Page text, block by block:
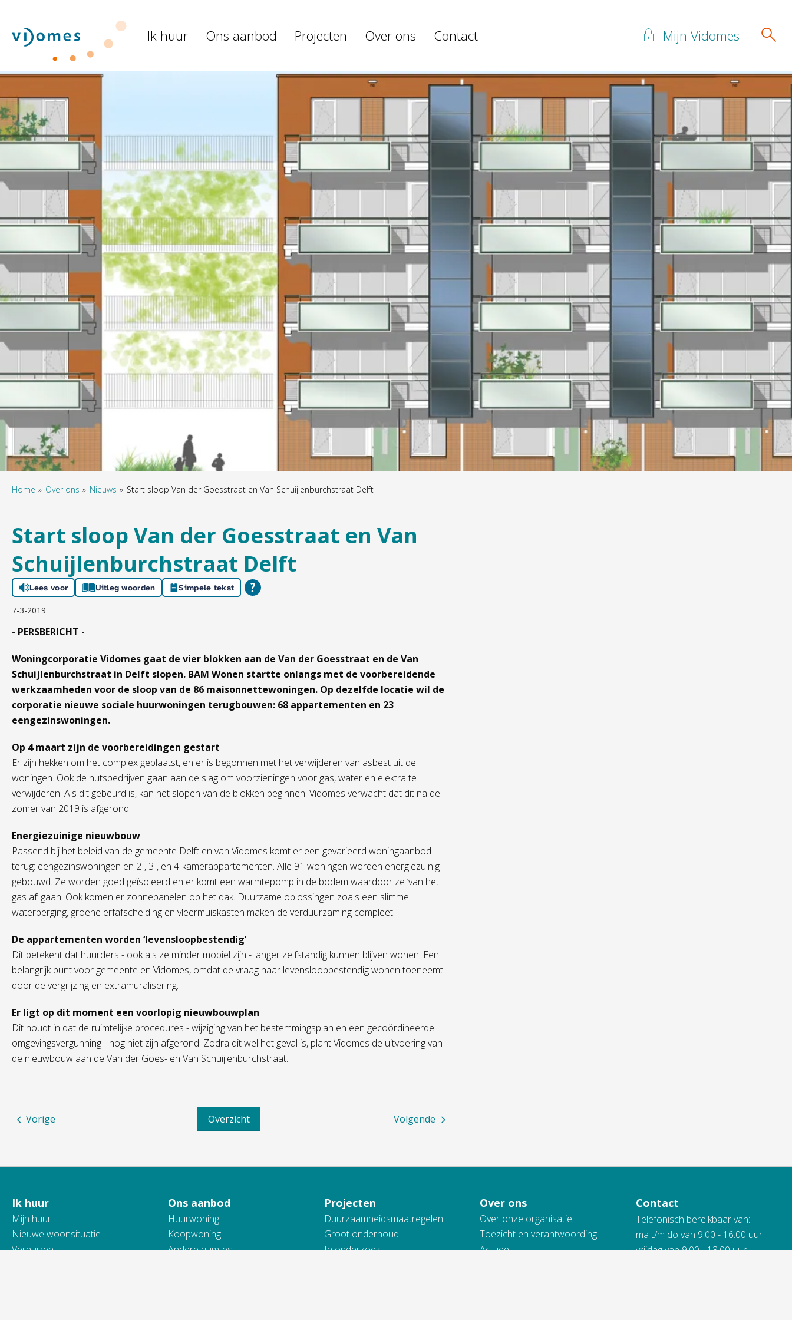
Naar de homepage Ik huur Ons aanbod Projecten Over ons Contact Mijn Vidomes
Home Over ons Nieuws Start sloop Van der Goesstraat en Van Schuijlenburchstraat Delft
Start sloop Van der Goesstraat en Van
Schuijlenburchstraat Delft
Lees voor Uitleg woorden Simpele tekst
7-3-2019
- PERSBERICHT -
Woningcorporatie Vidomes gaat de vier blokken aan de Van der Goesstraat en de Van
Schuijlenburchstraat in Delft slopen. BAM Wonen startte onlangs met de voorbereidende
werkzaamheden voor de sloop van de 86 maisonnettewoningen. Op dezelfde locatie wil de
corporatie nieuwe sociale huurwoningen terugbouwen: 68 appartementen en 23
eengezinswoningen.
Op 4 maart zijn de voorbereidingen gestart
Er zijn hekken om het complex geplaatst, en er is begonnen met het verwijderen van asbest uit de
woningen. Ook de nutsbedrijven gaan aan de slag om voorzieningen voor gas, water en elektra te
verwijderen. Als dit gebeurd is, kan het slopen van de blokken beginnen. Vidomes verwacht dat dit na de
zomer van 2019 is afgerond.
Energiezuinige nieuwbouw
Passend bij het beleid van de gemeente Delft en van Vidomes komt er een gevarieerd woningaanbod
terug: eengezinswoningen en 2-, 3-, en 4-kamerappartementen. Alle 91 woningen worden energiezuinig
gebouwd. Ze worden goed geïsoleerd en er komt een warmtepomp in de bodem waardoor ze ‘van het
gas af’ gaan. Ook komen er zonnepanelen op het dak. Duurzame oplossingen zoals een slimme
waterberging, groene erfafscheiding en vleermuiskasten maken de verduurzaming compleet.
De appartementen worden ‘levensloopbestendig’
Dit betekent dat huurders - ook als ze minder mobiel zijn - langer zelfstandig kunnen blijven wonen. Een
belangrijk punt voor gemeente en Vidomes, omdat de vraag naar levensloopbestendig wonen toeneemt
door de vergrijzing en extramuralisering.
Er ligt op dit moment een voorlopig nieuwbouwplan
Dit houdt in dat de ruimtelijke procedures - wijziging van het bestemmingsplan en een gecoördineerde
omgevingsvergunning - nog niet zijn afgerond. Zodra dit wel het geval is, plant Vidomes de uitvoering van
de nieuwbouw aan de Van der Goes- en Van Schuijlenburchstraat.
Volgende
Overzicht
Vorige
Contactinformatie
Ik huur
Mijn huur
Nieuwe woonsituatie
Verhuizen
Ons aanbod
Huurwoning
Koopwoning
Andere ruimtes
Projecten
Duurzaamheidsmaatregelen
Groot onderhoud
In onderzoek
Over ons
Over onze organisatie
Toezicht en verantwoording
Actueel
Contact
Telefonisch bereikbaar van:
ma t/m do van 9.00 - 16.00 uur
vrijdag van 9.00 - 13.00 uur